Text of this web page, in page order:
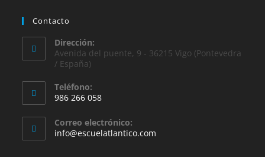
Contacto
Dirección:
Avenida del puente, 9 - 36215 Vigo (Pontevedra
/ España)
Teléfono:
986 266 058
abre
en
Correo electrónico:
info@escuelatlantico.com